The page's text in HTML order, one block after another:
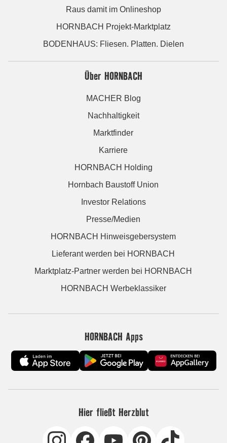
Raus damit im Onlineshop
HORNBACH Projekt-Marktplatz
BODENHAUS: Fliesen. Platten. Dielen
Über HORNBACH
MACHER Blog
Nachhaltigkeit
Marktfinder
Karriere
HORNBACH Holding
Hornbach Baustoff Union
Investor Relations
Presse/Medien
HORNBACH Hinweisgebersystem
Lieferant werden bei HORNBACH
Marktplatz-Partner werden bei HORNBACH
HORNBACH Werbeklassiker
HORNBACH Apps
Hier fließt Herzblut